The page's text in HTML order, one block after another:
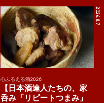
2026.8.7
心ふるえる酒2026
【日本酒達人たちの、家
呑み「リピートつまみ」